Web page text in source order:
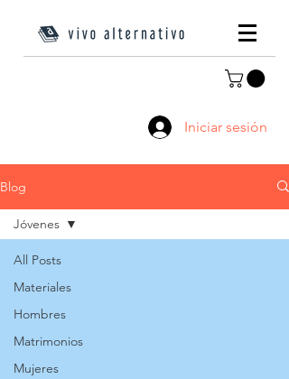
Iniciar sesión
Blog
All Posts
Materiales
Hombres
Matrimonios
Mujeres
Jóvenes